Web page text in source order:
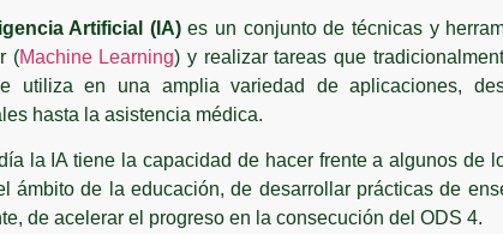
Artificial (IA)es un conjunto de técnicas y
(Machine Learning) y realizar tareas que
utiliza en una amplia variedad de aplicaciones,
hasta la asistencia médica.
la IA tiene la capacidad de hacer frente a algunos de
ámbito de la educación, de desarrollar prácticas de
de acelerar el progreso en la consecución del ODS 4.